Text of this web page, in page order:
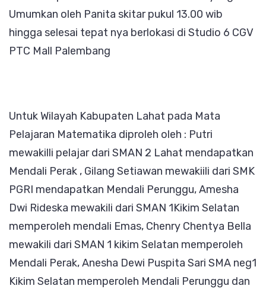
Umumkan oleh Panita skitar pukul 13.00 wib
hingga selesai tepat nya berlokasi di Studio 6 CGV
PTC Mall Palembang
Untuk Wilayah Kabupaten Lahat pada Mata
Pelajaran Matematika diproleh oleh : Putri
mewakilli pelajar dari SMAN 2 Lahat mendapatkan
Mendali Perak , Gilang Setiawan mewakiili dari SMK
PGRI mendapatkan Mendali Perunggu, Amesha
Dwi Rideska mewakili dari SMAN 1Kikim Selatan
memperoleh mendali Emas, Chenry Chentya Bella
mewakili dari SMAN 1 kikim Selatan memperoleh
Mendali Perak, Anesha Dewi Puspita Sari SMA neg1
Kikim Selatan memperoleh Mendali Perunggu dan